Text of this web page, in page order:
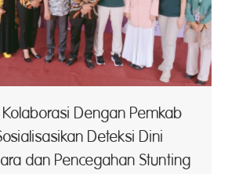
Dengan Pemkab
Deteksi Dini
dan Pencegahan Stunting